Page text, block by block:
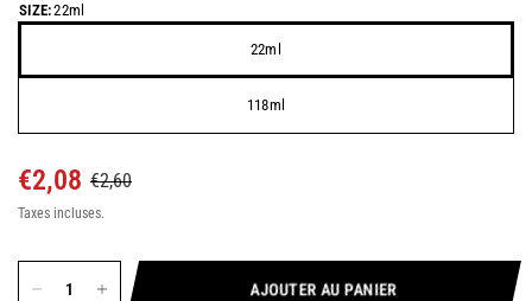
SIZE:22ml
22ml
118ml
€2,08 €2,60
Taxes incluses.
AJOUTER AU PANIER